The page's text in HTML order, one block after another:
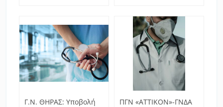
Γ.Ν. ΘΗΡΑΣ: Υποβολή
ΠΓΝ «ΑΤΤΙΚΟΝ»-ΓΝΔΑ